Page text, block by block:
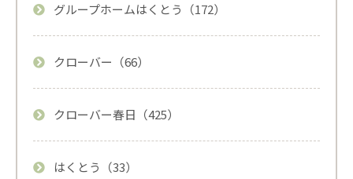
グループホームはくとう（172）
クローバー（66）
クローバー春日（425）
はくとう（33）